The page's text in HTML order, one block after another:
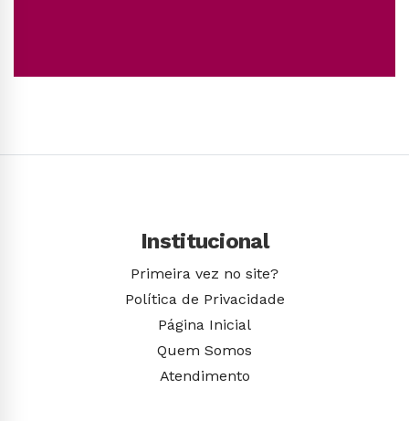
Institucional
Primeira vez no site?
Política de Privacidade
Página Inicial
Quem Somos
Atendimento